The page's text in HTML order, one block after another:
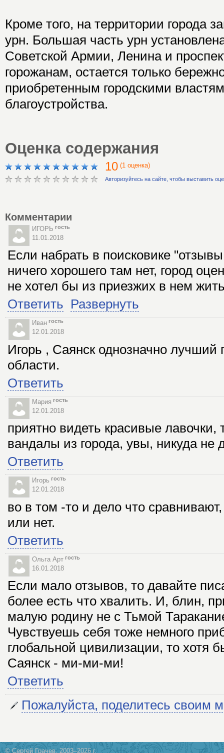
Кроме того, на территории города
урн. Большая часть урн
Советской Армии, Ленина и
горожанам, остается только
приобретенным городскими
благоустройства.
Оценка содержания
10 (1 оценка)
Авторизуйтесь на сайте, чтобы выставить
Комментарии
ИГОРЬ гость
11.01.2018
Если набрать в поисковике
ничего хорошего там нет, город
не хотел бы из приезжих в нем
Ответить Развернуть
Иван гость
12.01.2018
Игорь , Саянск однозначно лучший
области.
Ответить
Мария гость
12.01.2018
приятно видеть красивые лавочки,
вандалы из города, увы, никуда не
Ответить
Игорь гость
12.01.2018
во в том -то и дело что
или нет.
Ответить
Ольга Арт гость
16.01.2018
Если мало отзывов, то давайте
более есть что хвалить. И, блин,
малую родину не с Тьмой
Чувствуешь себя тоже немного
глобальной цивилизации, то хотя
Саянск - ми-ми-ми!
Ответить
Пожалуйста, поделитесь своим
© Сергей Грачев, 2003–2026 г.